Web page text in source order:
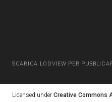
SCARICA LODVIEW PER
Licensed under Creative Commons